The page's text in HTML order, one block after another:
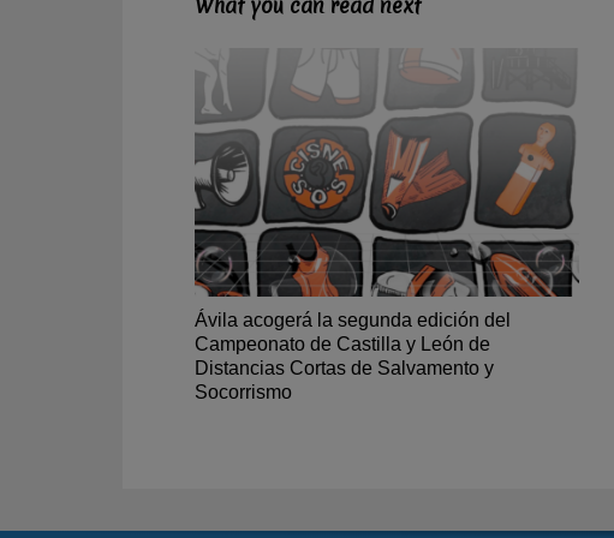
Ávila acogerá la segunda edición del
Campeonato de Castilla y León de
Distancias Cortas de Salvamento y
Socorrismo